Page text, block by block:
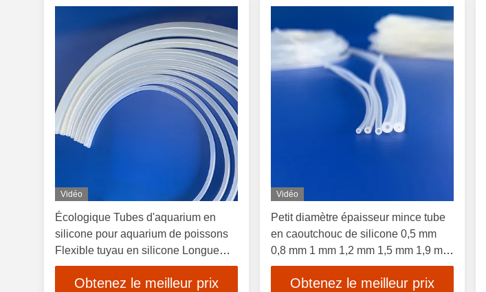
Vidéo
Écologique Tubes d'aquarium en
silicone pour aquarium de poissons
Flexible tuyau en silicone Longue
durée de vie
Obtenez le meilleur prix
Vidéo
Petit diamètre épaisseur mince tube
en caoutchouc de silicone 0,5 mm
0,8 mm 1 mm 1,2 mm 1,5 mm 1,9 mm
2 mm
Obtenez le meilleur prix